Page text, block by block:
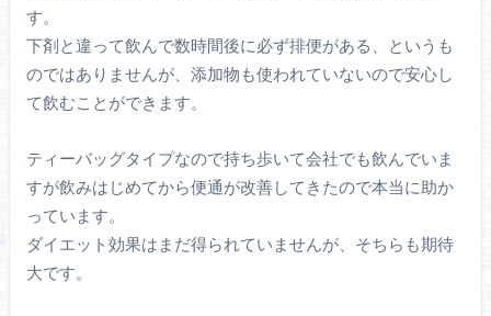
す。
下剤と違って飲んで数時間後に必ず排便がある、というも
のではありませんが、添加物も使われていないので安心し
て飲むことができます。
ティーバッグタイプなので持ち歩いて会社でも飲んでいま
すが飲みはじめてから便通が改善してきたので本当に助か
っています。
ダイエット効果はまだ得られていませんが、そちらも期待
大です。